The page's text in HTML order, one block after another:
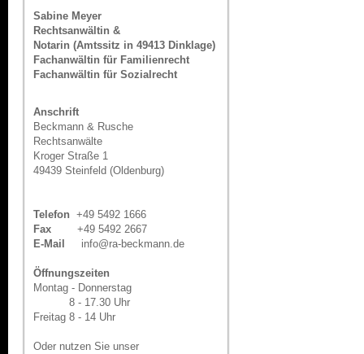
Sabine Meyer
Rechtsanwältin &
Notarin (Amtssitz in 49413 Dinklage)
Fachanwältin für Familienrecht
Fachanwältin für Sozialrecht
Anschrift
Beckmann & Rusche
Rechtsanwälte
Kroger Straße 1
49439 Steinfeld (Oldenburg)
Telefon +49 5492 1666
Fax +49 5492 2667
E-Mail
info@ra-beckmann.de
Öffnungszeiten
Montag - Donnerstag
8 - 17.30 Uhr
Freitag 8 - 14 Uhr
Oder nutzen Sie unser